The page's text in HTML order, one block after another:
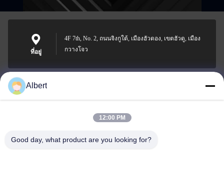
ที่อยู่
4F 7th, No. 2, ถนนจิงกูใต้, เมืองฮัวดอง, เขตฮัวดู, เมือง
กวางโจว
james@yimiautoparts.com
Albert
12:00 PM
Good day, what product are you looking for?